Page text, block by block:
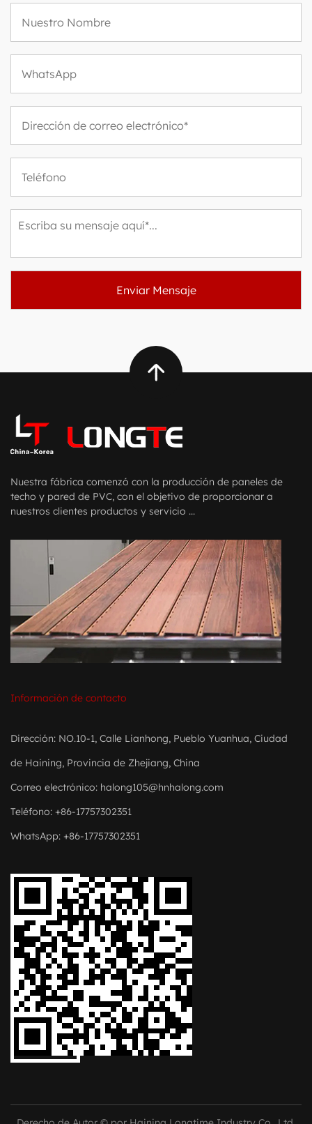
Nuestra fábrica comenzó con la producción de paneles de
techo y pared de PVC, con el objetivo de proporcionar a
nuestros clientes productos y servicio ...
Información de contacto
Dirección: NO.10-1, Calle Lianhong, Pueblo Yuanhua, Ciudad
de Haining, Provincia de Zhejiang, China
Correo electrónico: halong105@hnhalong.com
Teléfono: +86-17757302351
WhatsApp: +86-17757302351